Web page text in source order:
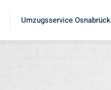
Umzugsservice Osnabrück